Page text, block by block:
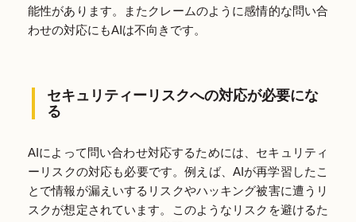
能性があります。またクレームのように感情的な問い合
わせの対応にもAIは不向きです。
セキュリティーリスクへの対応が必要にな
る
AIによって問い合わせ対応するためには、セキュリティ
ーリスクの対応も必要です。例えば、AIが再学習したこ
とで情報が漏えいするリスクやハッキング被害に遭うリ
スクが想定されています。このようなリスクを避けるた